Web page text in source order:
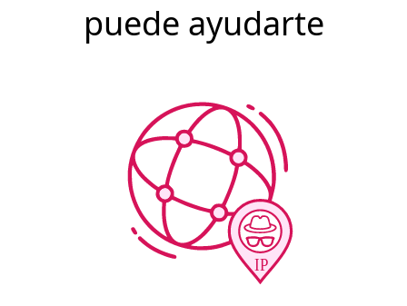
puede ayudarte